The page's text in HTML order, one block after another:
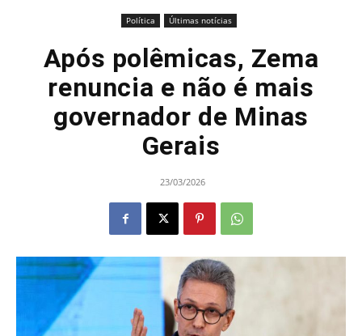
Política Últimas notícias
Após polêmicas, Zema
renuncia e não é mais
governador de Minas
Gerais
23/03/2026